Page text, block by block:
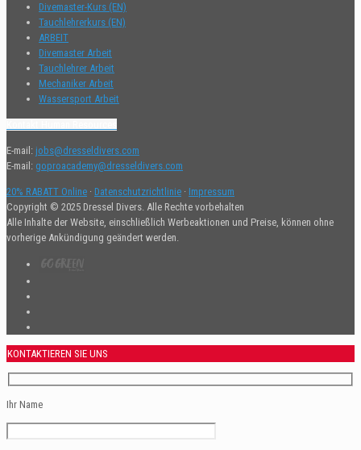
Divemaster-Kurs (EN)
Tauchlehrerkurs (EN)
ARBEIT
Divemaster Arbeit
Tauchlehrer Arbeit
Mechaniker Arbeit
Wassersport Arbeit
E-mail: jobs@dresseldivers.com
E-mail: goproacademy@dresseldivers.com
20% RABATT Online · Datenschutzrichtlinie · Impressum
Copyright © 2025 Dressel Divers. Alle Rechte vorbehalten
Alle Inhalte der Website, einschließlich Werbeaktionen und Preise, können ohne
vorherige Ankündigung geändert werden.
KONTAKTIEREN SIE UNS
Ihr Name